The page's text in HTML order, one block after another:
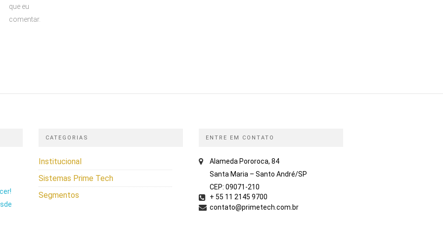
que eu
comentar.
CATEGORIAS
Institucional
Sistemas Prime Tech
Segmentos
ENTRE EM CONTATO
Alameda Pororoca, 84
Santa Maria – Santo André/SP
CEP: 09071-210
+ 55 11 2145 9700
contato@primetech.com.br